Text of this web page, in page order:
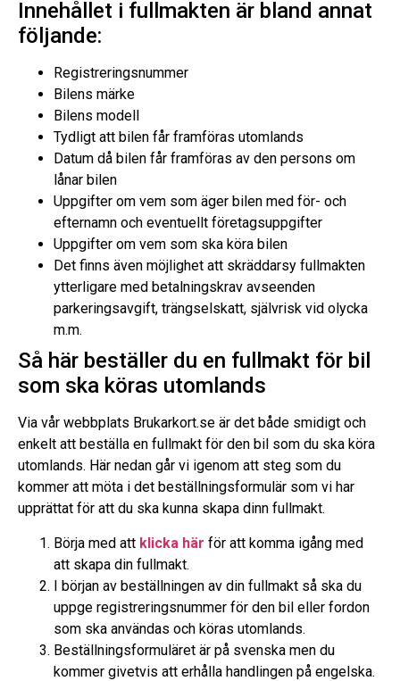
Innehållet i fullmakten är bland annat
följande:
Registreringsnummer
Bilens märke
Bilens modell
Tydligt att bilen får framföras utomlands
Datum då bilen får framföras av den persons om
lånar bilen
Uppgifter om vem som äger bilen med för- och
efternamn och eventuellt företagsuppgifter
Uppgifter om vem som ska köra bilen
Det finns även möjlighet att skräddarsy fullmakten
ytterligare med betalningskrav avseenden
parkeringsavgift, trängselskatt, självrisk vid olycka
m.m.
Så här beställer du en fullmakt för bil
som ska köras utomlands
Via vår webbplats Brukarkort.se är det både smidigt och
enkelt att beställa en fullmakt för den bil som du ska köra
utomlands. Här nedan går vi igenom att steg som du
kommer att möta i det beställningsformulär som vi har
upprättat för att du ska kunna skapa dinn fullmakt.
Börja med att klicka här för att komma igång med
att skapa din fullmakt.
I början av beställningen av din fullmakt så ska du
uppge registreringsnummer för den bil eller fordon
som ska användas och köras utomlands.
Beställningsformuläret är på svenska men du
kommer givetvis att erhålla handlingen på engelska.